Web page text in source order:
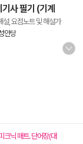
사 필기 (기계
, 요점노트 및 해설가
안당
크닉 매트. 단어장(대